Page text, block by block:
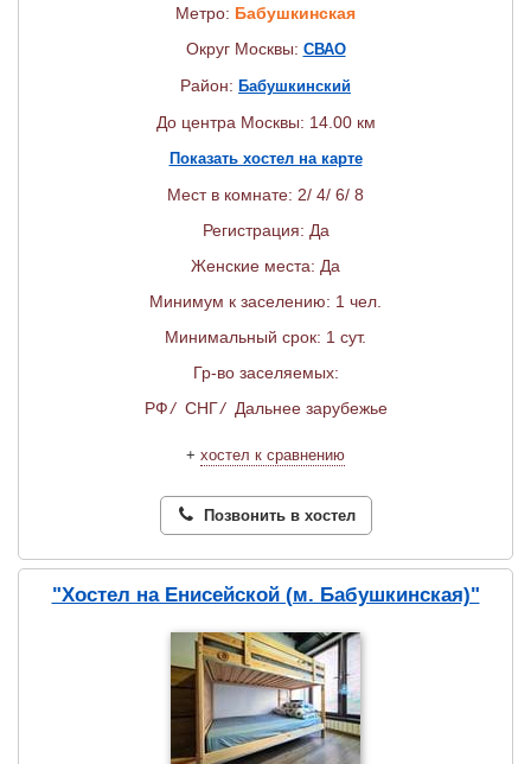
Метро: Бабушкинская
Округ Москвы: СВАО
Район: Бабушкинский
До центра Москвы: 14.00 км
Показать хостел на карте
Мест в комнате: 2/ 4/ 6/ 8
Регистрация: Да
Женские места: Да
Минимум к заселению: 1 чел.
Минимальный срок: 1 сут.
Гр-во заселяемых:
РФ/ СНГ/ Дальнее зарубежье
+ хостел к сравнению
Позвонить в хостел
"Хостел на Енисейской (м. Бабушкинская)"